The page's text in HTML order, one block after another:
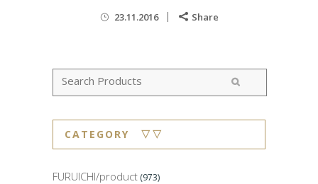
23.11.2016 Share
CATEGORY ▽▽
FURUICHI/product (973)